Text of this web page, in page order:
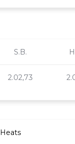
S.B.
2.02,73
Heats